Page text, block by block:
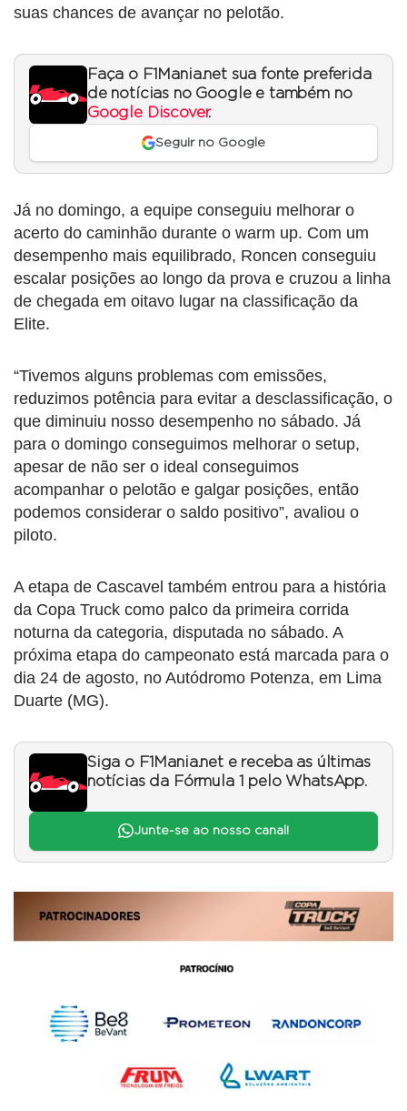
suas chances de avançar no pelotão.
Faça o F1Mania.net sua fonte preferida
de notícias no Google e também no
Google Discover.
Seguir no Google
Já no domingo, a equipe conseguiu melhorar o
acerto do caminhão durante o warm up. Com um
desempenho mais equilibrado, Roncen conseguiu
escalar posições ao longo da prova e cruzou a linha
de chegada em oitavo lugar na classificação da
Elite.
“Tivemos alguns problemas com emissões,
reduzimos potência para evitar a desclassificação, o
que diminuiu nosso desempenho no sábado. Já
para o domingo conseguimos melhorar o setup,
apesar de não ser o ideal conseguimos
acompanhar o pelotão e galgar posições, então
podemos considerar o saldo positivo”, avaliou o
piloto.
A etapa de Cascavel também entrou para a história
da Copa Truck como palco da primeira corrida
noturna da categoria, disputada no sábado. A
próxima etapa do campeonato está marcada para o
dia 24 de agosto, no Autódromo Potenza, em Lima
Duarte (MG).
Siga o F1Mania.net e receba as últimas
notícias da Fórmula 1 pelo WhatsApp.
Junte-se ao nosso canal!